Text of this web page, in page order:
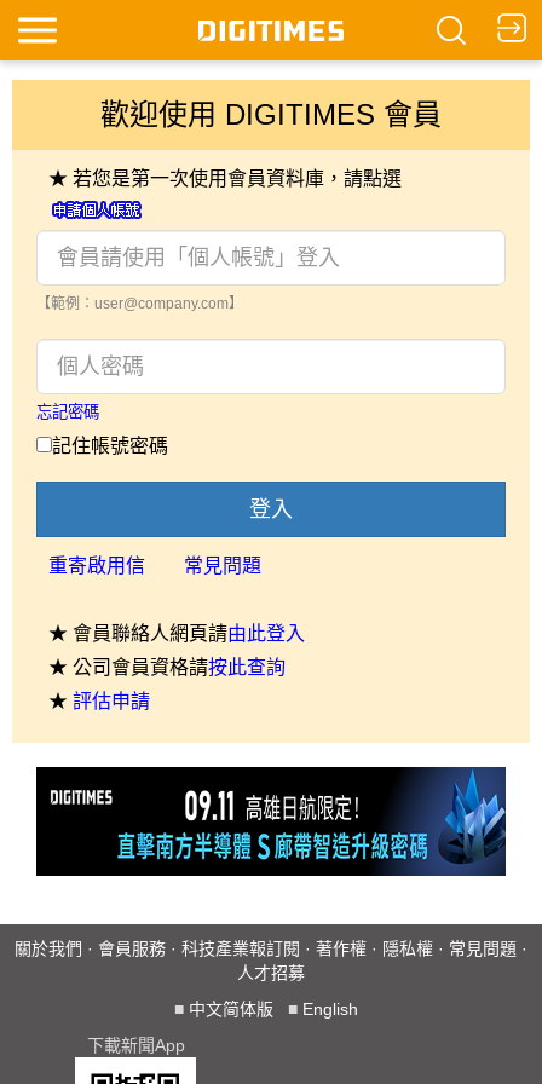
歡迎使用 DIGITIMES 會員
★ 若您是第一次使用會員資料庫，請點選
【範例：user@company.com】
忘記密碼
記住帳號密碼
登入
重寄啟用信 常見問題
★ 會員聯絡人網頁請由此登入
★ 公司會員資格請按此查詢
★ 評估申請
關於我們 · 會員服務 · 科技產業報訂閱 · 著作權 · 隱私權 · 常見問題 ·
人才招募
■ 中文简体版 ■ English
下載新聞App